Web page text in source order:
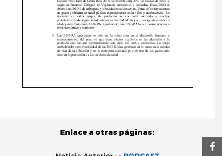
Enlace a otras páginas: